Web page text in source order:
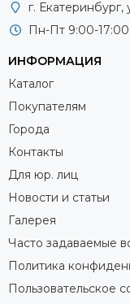
г.
Пн-Пт 9:00-
ИНФОРМАЦИЯ
Каталог
Покупателям
Города
Контакты
Для юр. лиц
Новости и статьи
Галерея
Часто задаваемые
Политика
Пользовательское